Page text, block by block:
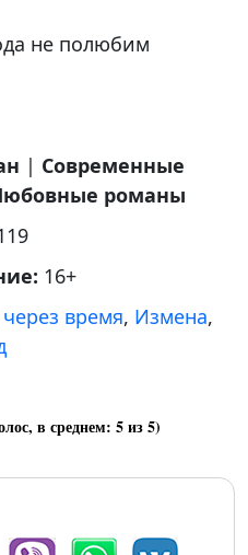
не полюбим
| Современные
романы
16+
время, Измена,
в среднем: 5из 5)